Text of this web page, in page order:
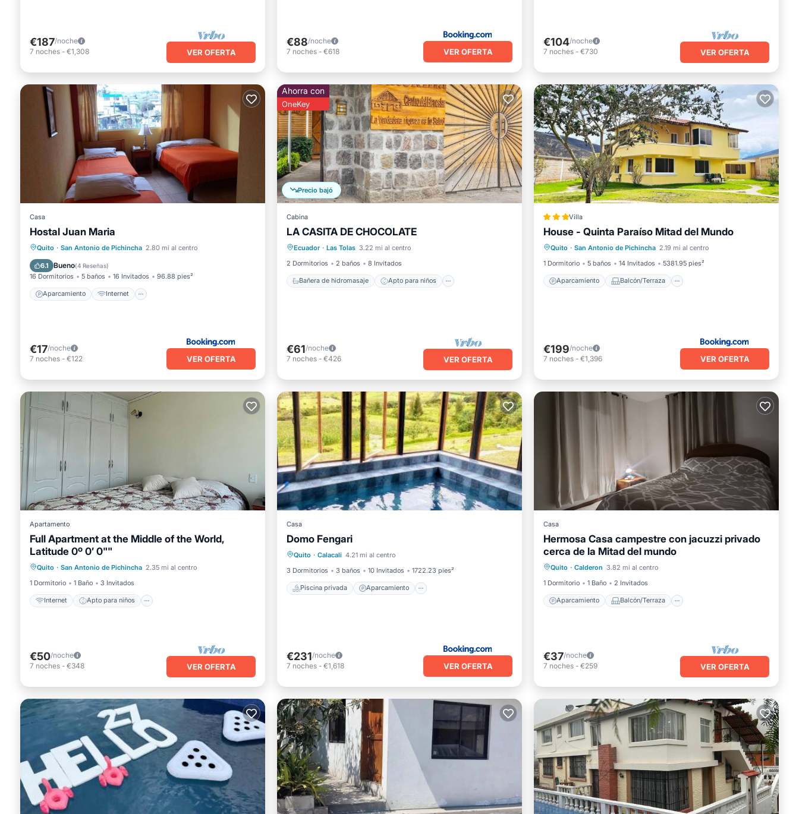
€187/noche
7 noches - €1,308 VER OFERTA
€88/noche
7 noches - €618 VER OFERTA
€104/noche
7 noches - €730 VER OFERTA
Casa
Hostal Juan Maria
Quito · San Antonio de Pichincha 2.80 mi al centro
6.1 Bueno(4 Reseñas)
16 Dormitorios 5 baños 16 Invitados 96.88 pies²
Aparcamiento Internet
Aparcamiento
Internet
Se admiten mascotas
€17/noche
7 noches - €122 VER OFERTA
Precio bajó
Ahorra con
OneKey
Cabina
LA CASITA DE CHOCOLATE
Ecuador · Las Tolas 3.22 mi al centro
2 Dormitorios
2 baños 8 Invitados
Bañera de hidromasaje Apto para niños
Bañera de hidromasaje
Lavandería
Ropa de cama
€61/noche
7 noches - €426 VER OFERTA
Villa
House - Quinta Paraíso Mitad del Mundo
Quito · San Antonio de Pichincha 2.19 mi al centro
1 Dormitorio
5 baños 14 Invitados 5381.95 pies²
Aparcamiento Balcón/Terraza
Aparcamiento
Balcón/Terraza
Internet
Se admiten mascotas
€199/noche
7 noches - €1,396 VER OFERTA
Apartamento
Full Apartment at the Middle of the World,
Latitude 0º 0’ 0""
Quito · San Antonio de Pichincha 2.35 mi al centro
1 Dormitorio
1 Baño 3 Invitados
Internet Apto para niños
Internet
Ropa de cama
€50/noche
7 noches - €348 VER OFERTA
Casa
Domo Fengari
Quito · Calacali 4.21 mi al centro
3 Dormitorios
3 baños 10 Invitados 1722.23 pies²
Piscina privada Aparcamiento
Piscina privada
Piscina
Balcón/Terraza
€231/noche
7 noches - €1,618 VER OFERTA
Casa
Hermosa Casa campestre con jacuzzi privado
cerca de la Mitad del mundo
Quito · Calderon 3.82 mi al centro
1 Dormitorio
1 Baño 2 Invitados
Aparcamiento Balcón/Terraza
Aparcamiento
Balcón/Terraza
Cocina
Aire acondicionado
€37/noche
7 noches - €259 VER OFERTA